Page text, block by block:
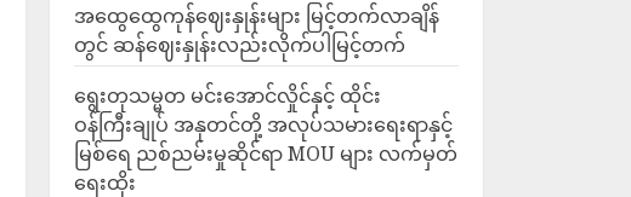
အထွေထွေကုန်ဈေးနှုန်းများ မြင့်တက်လာချိန်
တွင် ဆန်ဈေးနှုန်းလည်းလိုက်ပါမြင့်တက်
ရွေးတုသမ္မတ မင်းအောင်လှိုင်နှင့် ထိုင်း
ဝန်ကြီးချုပ် အနုတင်တို့ အလုပ်သမားရေးရာနှင့်
မြစ်ရေ ညစ်ညမ်းမှုဆိုင်ရာ MOU များ လက်မှတ်
ရေးထိုး